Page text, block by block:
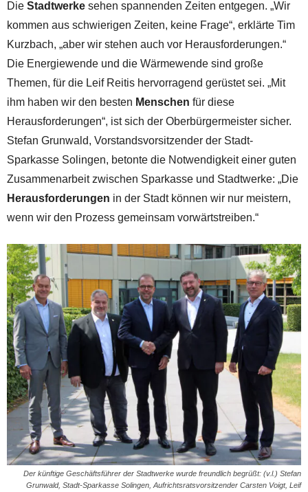
Die Stadtwerke sehen spannenden Zeiten entgegen. „Wir
kommen aus schwierigen Zeiten, keine Frage“, erklärte Tim
Kurzbach, „aber wir stehen auch vor Herausforderungen.“
Die Energiewende und die Wärmewende sind große
Themen, für die Leif Reitis hervorragend gerüstet sei. „Mit
ihm haben wir den besten Menschen für diese
Herausforderungen“, ist sich der Oberbürgermeister sicher.
Stefan Grunwald, Vorstandsvorsitzender der Stadt-
Sparkasse Solingen, betonte die Notwendigkeit einer guten
Zusammenarbeit zwischen Sparkasse und Stadtwerke: „Die
Herausforderungen in der Stadt können wir nur meistern,
wenn wir den Prozess gemeinsam vorwärtstreiben.“
Der künftige Geschäftsführer der Stadtwerke wurde freundlich begrüßt: (v.l.) Stefan
Grunwald, Stadt-Sparkasse Solingen, Aufrichtsratsvorsitzender Carsten Voigt, Leif